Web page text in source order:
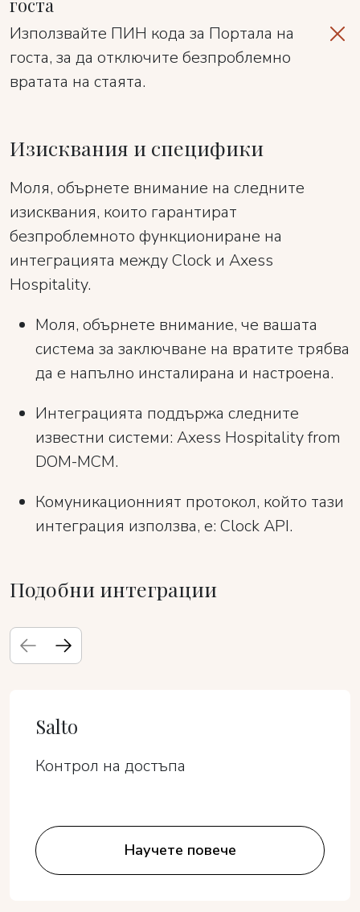
Използвайте ПИН кода за Портала на
госта, за да отключите безпроблемно
вратата на стаята.
Изисквания и специфики
Моля, обърнете внимание на следните
изисквания, които гарантират
безпроблемното функциониране на
интеграцията между Clock и Axess
Hospitality.
Моля, обърнете внимание, че вашата
система за заключване на вратите трябва
да е напълно инсталирана и настроена.
Интеграцията поддържа следните
известни системи: Axess Hospitality from
DOM-MCM.
Комуникационният протокол, който тази
интеграция използва, е: Clock API.
Подобни интеграции
Salto
Контрол на достъпа
Научете повече